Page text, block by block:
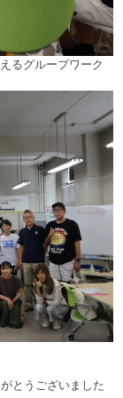
るグループワーク
とうございました